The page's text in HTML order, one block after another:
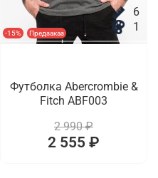
-15% Предзаказ
6
1
Футболка Abercrombie &
Fitch ABF003
2 990 ₽
2 555 ₽